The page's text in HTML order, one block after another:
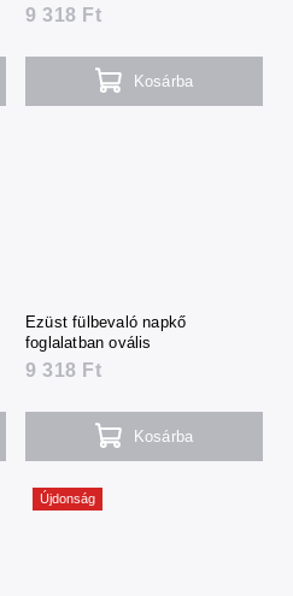
9 318 Ft
Kosárba
Ezüst fülbevaló napkő
foglalatban ovális
9 318 Ft
Kosárba
Újdonság